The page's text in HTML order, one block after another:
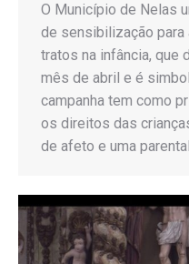
O Município de Nelas
de sensibilização para
tratos na infância, que
mês de abril e é
campanha tem como
os direitos das
de afeto e uma